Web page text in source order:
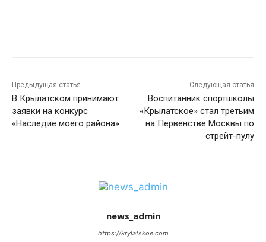
Предыдущая статья
В Крылатском принимают
заявки на конкурс
«Наследие моего района»
Следующая статья
Воспитанник спортшколы
«Крылатское» стал третьим
на Первенстве Москвы по
стрейт-пулу
news_admin
https://krylatskoe.com